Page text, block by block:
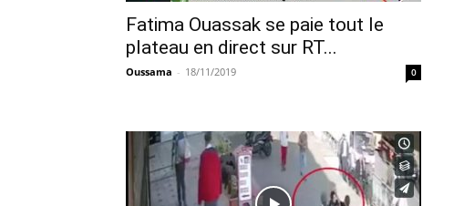
Fatima Ouassak se paie tout le
plateau en direct sur RT...
Oussama - 18/11/2019 0